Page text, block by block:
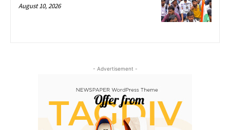
August 10, 2026
- Advertisement -